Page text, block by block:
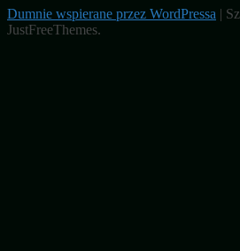
Dumnie wspierane przez WordPressa |
JustFreeThemes.